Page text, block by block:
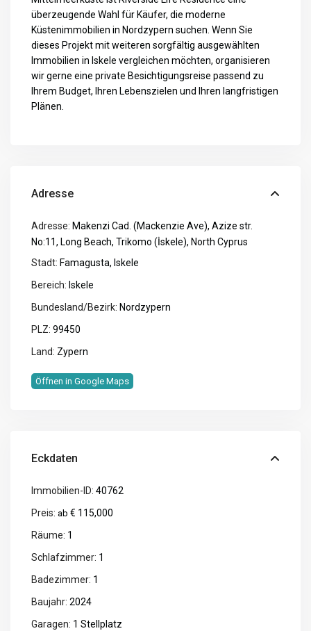
überzeugende Wahl für Käufer, die moderne
Küstenimmobilien in Nordzypern suchen. Wenn Sie
dieses Projekt mit weiteren sorgfältig ausgewählten
Immobilien in Iskele vergleichen möchten, organisieren
wir gerne eine private Besichtigungsreise passend zu
Ihrem Budget, Ihren Lebenszielen und Ihren langfristigen
Plänen.
Adresse
Adresse: Makenzi Cad. (Mackenzie Ave), Azize str.
No:11, Long Beach, Trikomo (İskele), North Cyprus
Stadt: Famagusta, Iskele
Bereich: Iskele
Bundesland/Bezirk: Nordzypern
PLZ: 99450
Land: Zypern
Öffnen in Google Maps
Eckdaten
Immobilien-ID: 40762
Preis: ab€ 115,000
Räume: 1
Schlafzimmer: 1
Badezimmer: 1
Baujahr: 2024
Garagen: 1 Stellplatz